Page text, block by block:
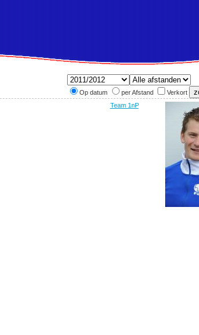
Op datum per Afstand Verkort
Team 1nP